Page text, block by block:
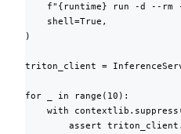
f"{runtime} run -d --rm
    shell=True,
)
triton_client =
for _ in range(10):
with
assert